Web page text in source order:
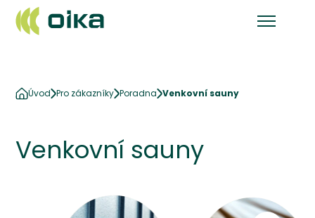
Úvod Pro zákazníky Poradna Venkovní sauny
Venkovní sauny